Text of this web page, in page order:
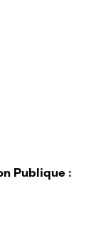
Publique :